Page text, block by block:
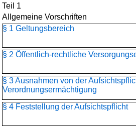
Teil 1
Allgemeine Vorschriften
§ 1 Geltungsbereich
§ 2 Öffentlich-rechtliche
§ 3 Ausnahmen von der
Verordnungsermächtigung
§ 4 Feststellung der Aufsichtspflicht